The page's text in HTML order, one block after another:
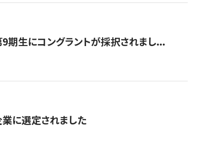
9期生にコングラントが採択されまし...
に選定されました